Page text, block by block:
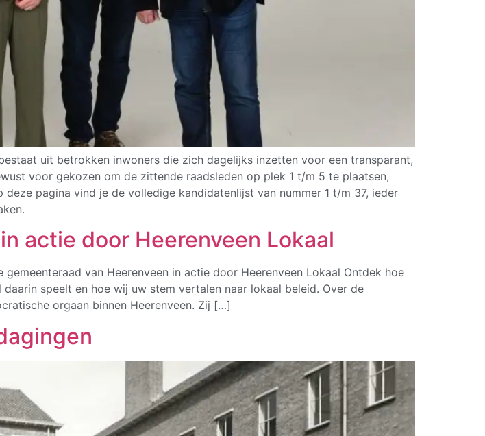
uit betrokken inwoners die zich dagelijks inzetten voor een transparant,
voor gekozen om de zittende raadsleden op plek 1 t/m 5 te plaatsen,
pagina vind je de volledige kandidatenlijst van nummer 1 t/m 37, ieder
actie door Heerenveen Lokaal
van Heerenveen in actie door Heerenveen Lokaal Ontdek hoe
speelt en hoe wij uw stem vertalen naar lokaal beleid. Over de
orgaan binnen Heerenveen. Zij […]